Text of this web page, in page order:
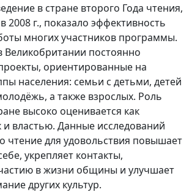
в стране второго Года чтения,
2008 г., показало эффективность
многих участников программы.
Великобритании постоянно
ориентированные на
населения: семьи с детьми, детей
а также взрослых. Роль
высоко оценивается как
властью. Данные исследований
чтение для удовольствия повышает
укрепляет контакты,
в жизни общины и улучшает
других культур.